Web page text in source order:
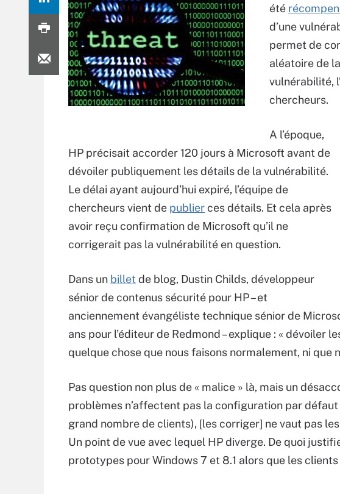
été
d’une
permet de
aléatoire de
vulnérabilité,
chercheurs.
A l’époque,
HP précisait accorder 120 jours à Microsoft avant de
dévoiler publiquement les détails de la vulnérabilité.
Le délai ayant aujourd’hui expiré, l’équipe de
chercheurs vient de publierces détails. Et cela après
avoir reçu confirmation de Microsoft qu’il ne
corrigerait pas la vulnérabilité en question.
Dans un billet de blog, Dustin Childs, développeur
sénior de contenus sécurité pour HP – et
anciennement évangéliste technique sénior de
ans pour l’éditeur de Redmond – explique : « dévoiler
quelque chose que nous faisons normalement, ni que
Pas question non plus de « malice » là, mais un
problèmes n’affectent pas la configuration par
grand nombre de clients), [les corriger] ne vaut pas
Un point de vue avec lequel HP diverge. De quoi
prototypes pour Windows 7 et 8.1 alors que les